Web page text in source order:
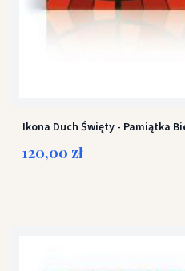
Ikona Duch Święty - Pamiątka
120,00 zł